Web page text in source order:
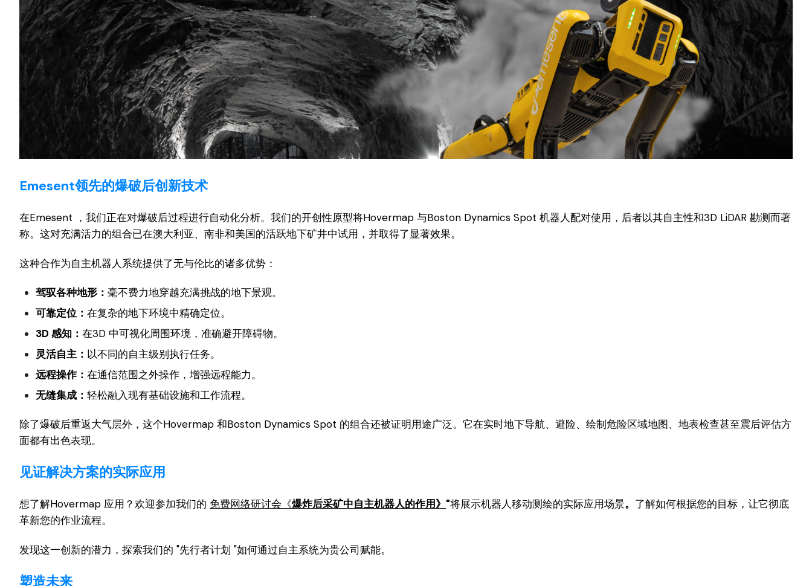
Emesent领先的爆破后创新技术
在Emesent ，我们正在对爆破后过程进行自动化分析。我们的开创性原型将Hovermap 与Boston Dynamics Spot 机器人配对使用，后者以其自主性和3D LiDAR 勘测而著
称。这对充满活力的组合已在澳大利亚、南非和美国的活跃地下矿井中试用，并取得了显著效果。
这种合作为自主机器人系统提供了无与伦比的诸多优势：
驾驭各种地形：毫不费力地穿越充满挑战的地下景观。
可靠定位：在复杂的地下环境中精确定位。
3D 感知：在3D 中可视化周围环境，准确避开障碍物。
灵活自主： 以不同的自主级别执行任务。
远程操作：在通信范围之外操作，增强远程能力。
无缝集成：轻松融入现有基础设施和工作流程。
除了爆破后重返大气层外，这个Hovermap 和Boston Dynamics Spot 的组合还被证明用途广泛。它在实时地下导航、避险、绘制危险区域地图、地表检查甚至震后评估方
面都有出色表现。
见证解决方案的实际应用
想了解Hovermap 应用？欢迎参加我们的 免费网络研讨会《爆炸后采矿中自主机器人的作用》 "将展示机器人移动测绘的实际应用场景。 了解如何根据您的目标，让它彻底
革新您的作业流程。
发现这一创新的潜力，探索我们的 "先行者计划 "如何通过自主系统为贵公司赋能。
塑造未来